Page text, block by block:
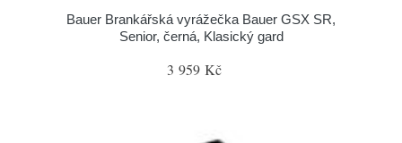
Bauer Brankářská vyrážečka Bauer GSX SR,
Senior, černá, Klasický gard
3 959 Kč